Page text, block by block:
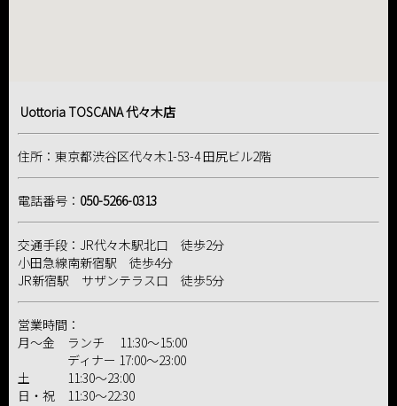
Uottoria TOSCANA 代々木店
住所：東京都渋谷区代々木1-53-4 田尻ビル2階
電話番号： 050-5266-0313
交通手段：JR代々木駅北口 徒歩2分
小田急線南新宿駅 徒歩4分
JR新宿駅 サザンテラス口 徒歩5分
営業時間：
月～金 ランチ 11:30～15:00
ディナー 17:00～23:00
土 11:30～23:00
日・祝 11:30～22:30